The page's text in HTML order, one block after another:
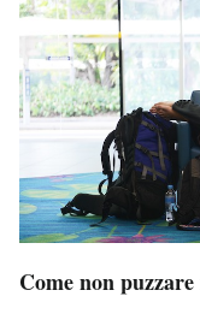
Come non